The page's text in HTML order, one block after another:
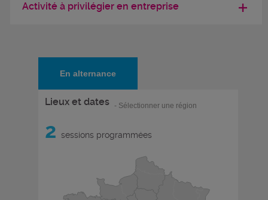
Activité à privilégier en entreprise
En alternance
Lieux et dates - Sélectionner une région
2 sessions programmées